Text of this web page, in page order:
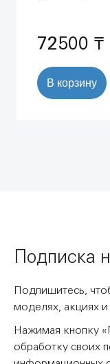
72500 ₸
В корзину
Подписка
Подпишитесь,
моделях, акциях
Нажимая кнопку
обработку своих